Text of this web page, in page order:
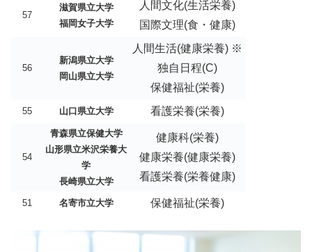
57
滋賀県立大学
福岡女子大学
人間文化(生活栄養)
国際文理(食・健康)
56
新潟県立大学
岡山県立大学
人間生活(健康栄養) ※
独自日程(C)
保健福祉(栄養)
55 山口県立大学 看護栄養(栄養)
54
青森県立保健大学
山形県立米沢栄養大
学
長崎県立大学
健康科(栄養)
健康栄養(健康栄養)
看護栄養(栄養健康)
51 名寄市立大学 保健福祉(栄養)